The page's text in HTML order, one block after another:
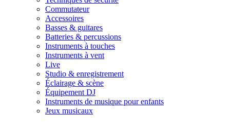
Commutateur
Accessoires
Basses & guitares
Batteries & percussions
Instruments à touches
Instruments à vent
Live
Studio & enregistrement
Éclairage & scène
Équipement DJ
Instruments de musique pour enfants
Jeux musicaux